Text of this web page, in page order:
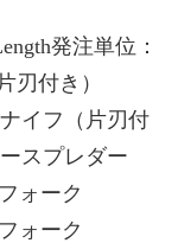
発注単位：
刃付き）
ナイフ（片刃付
スプレダー
ォーク
ォーク